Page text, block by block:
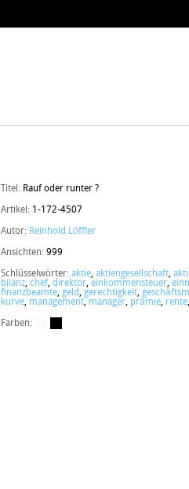
Titel: Rauf oder runter ?
Artikel: 1-172-4507
Autor: Reinhold Löffler
Ansichten: 999
Schlüsselwörter: aktie, aktiengesellschaft,
bilanz, chef, direktor, einkommensteuer,
finanzbeamte, geld, gerechtigkeit,
kurve, management, manager, prämie, rente,
Farben: